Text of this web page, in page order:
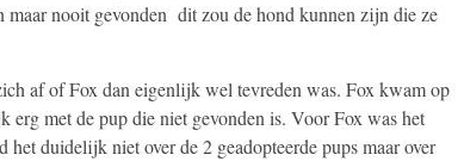
nooit gevonden dit zou de hond kunnen zijn die ze
af of Fox dan eigenlijk wel tevreden was. Fox kwam op
erg met de pup die niet gevonden is. Voor Fox was het
duidelijk niet over de 2 geadopteerde pups maar over